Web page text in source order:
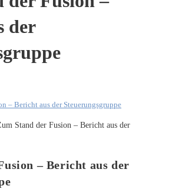
der
– Bericht aus der Steuerungsgruppe
– Bericht aus der